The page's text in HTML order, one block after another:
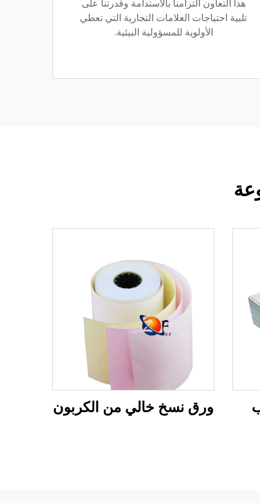
هذا التعاون التزامنا بالاستدامة وقدرتنا على
تلبية احتياجات العلامات التجارية التي تعطي
الأولوية للمسؤولية البيئية.
ورق نسخ خالي من الكربون